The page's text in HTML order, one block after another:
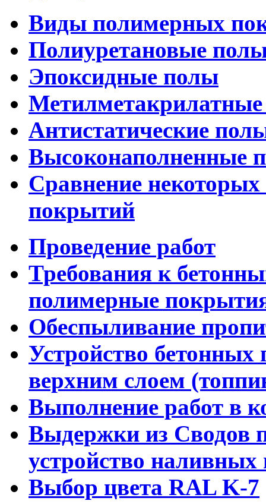
Виды полимерных
Полиуретановые
Эпоксидные полы
Антистатические
Высоконаполненные
Сравнение
покрытий
Проведение работ
Требования к
полимерные
Обеспыливание
Устройство
верхним слоем
Выполнение работ в
Выдержки из Сводов
устройство наливных
Выбор цвета RAL K-7